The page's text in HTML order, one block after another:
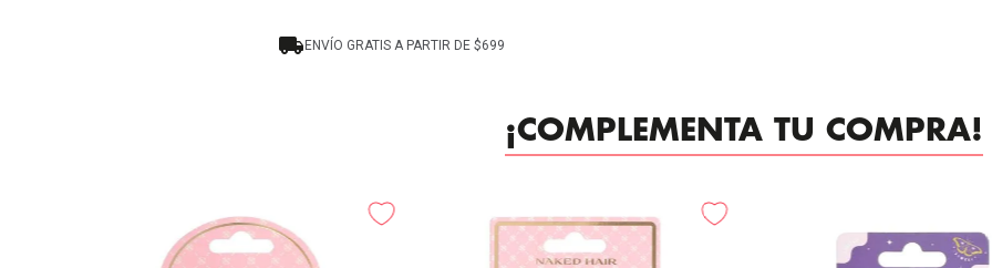
ENVÍO GRATIS A PARTIR DE $699
¡COMPLEMENTA TU COMPRA!